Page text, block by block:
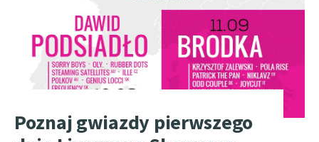
Poznaj gwiazdy pierwszego